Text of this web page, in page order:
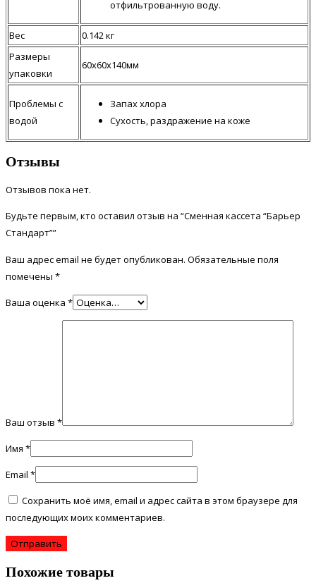
отфильтрованную воду.
Вес
0.142 кг
Размеры
упаковки
60x60x140мм
Проблемы с
водой
Запах хлора
Сухость, раздражение на коже
Отзывы
Отзывов пока нет.
Будьте первым, кто оставил отзыв на “Сменная кассета “Барьер
Стандарт””
Ваш адрес email не будет опубликован. Обязательные поля
помечены *
Ваша оценка *
Ваш отзыв *
Имя *
Email *
Сохранить моё имя, email и адрес сайта в этом браузере для
последующих моих комментариев.
Похожие товары